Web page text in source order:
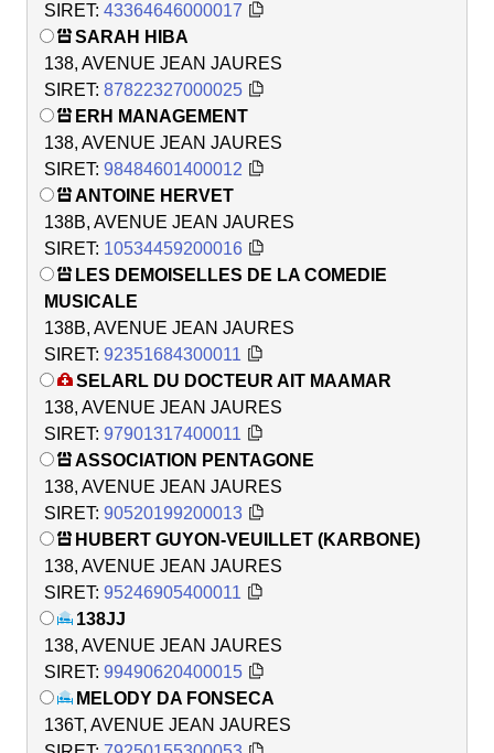
SIRET: 43364646000017
SARAH HIBA
138, AVENUE JEAN JAURES
SIRET: 87822327000025
ERH MANAGEMENT
138, AVENUE JEAN JAURES
SIRET: 98484601400012
ANTOINE HERVET
138B, AVENUE JEAN JAURES
SIRET: 10534459200016
LES DEMOISELLES DE LA COMEDIE
MUSICALE
138B, AVENUE JEAN JAURES
SIRET: 92351684300011
SELARL DU DOCTEUR AIT MAAMAR
138, AVENUE JEAN JAURES
SIRET: 97901317400011
ASSOCIATION PENTAGONE
138, AVENUE JEAN JAURES
SIRET: 90520199200013
HUBERT GUYON-VEUILLET (KARBONE)
138, AVENUE JEAN JAURES
SIRET: 95246905400011
138JJ
138, AVENUE JEAN JAURES
SIRET: 99490620400015
MELODY DA FONSECA
136T, AVENUE JEAN JAURES